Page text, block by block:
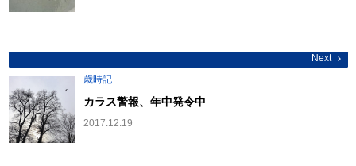
ン
Next
歳時記
カラス警報、年中発令中
2017.12.19